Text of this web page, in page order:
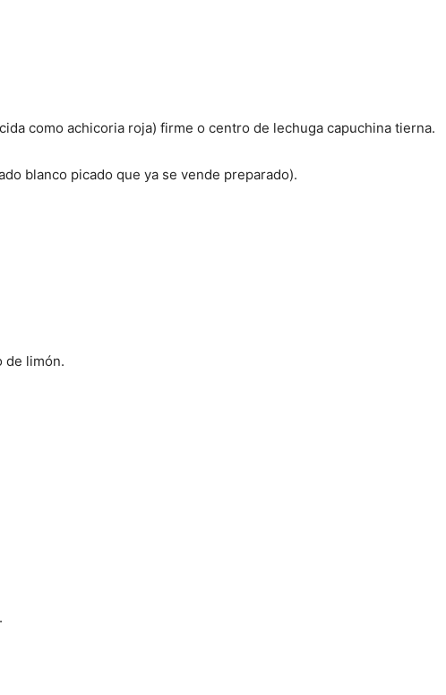
como achicoria roja) firme o centro de lechuga capuchina tierna.
blanco picado que ya se vende preparado).
de limón.